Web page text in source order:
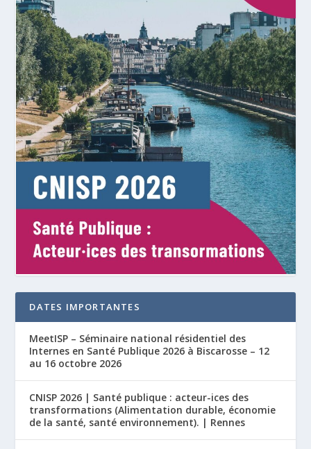
DATES IMPORTANTES
MeetISP – Séminaire national résidentiel des
Internes en Santé Publique 2026 à Biscarosse – 12
au 16 octobre 2026
CNISP 2026 | Santé publique : acteur-ices des
transformations (Alimentation durable, économie
de la santé, santé environnement). | Rennes